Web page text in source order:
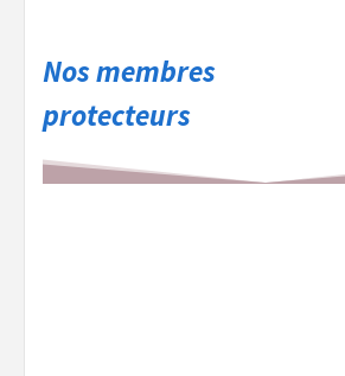
Nos membres
protecteurs